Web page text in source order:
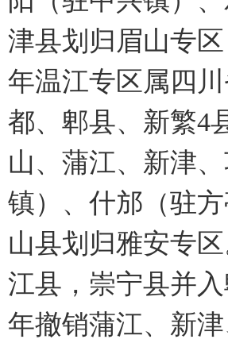
津县划归眉山专
年温江专区属四
都、郫县、新繁4
山、蒲江、新津
镇）、什邡（驻
山县划归雅安专
江县，崇宁县并
年撤销蒲江、新